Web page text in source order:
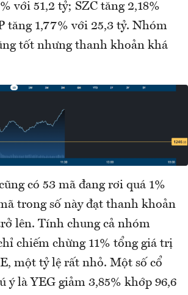
với 51,2 tỷ; SZC tăng 2,18%
tăng 1,77% với 25,3 tỷ. Nhóm
tốt nhưng thanh khoản khá
có 53 mã đang rơi quá 1%
trong số này đạt thanh khoản
lên. Tính chung cả nhóm
chiếm chừng 11% tổng giá trị
một tỷ lệ rất nhỏ. Một số cổ
ý là YEG giảm 3,85% khớp 96,6